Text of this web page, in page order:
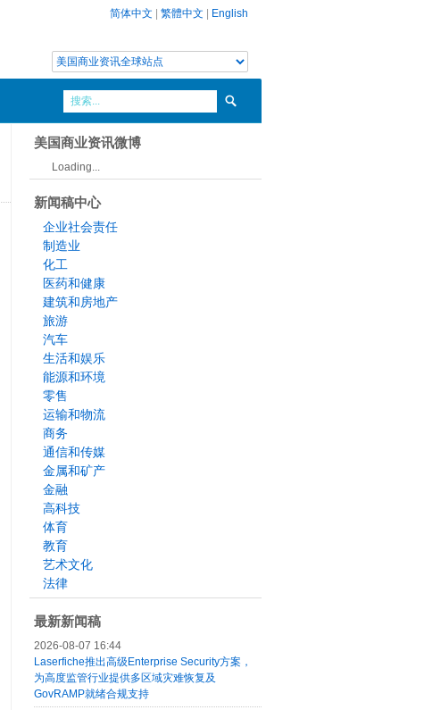
简体中文 繁體中文 English
美国商业资讯微博
Loading...
新闻稿中心
企业社会责任
制造业
化工
医药和健康
建筑和房地产
旅游
汽车
生活和娱乐
能源和环境
零售
运输和物流
商务
通信和传媒
金属和矿产
金融
高科技
体育
教育
艺术文化
法律
最新新闻稿
2026-08-07 16:44
Laserfiche推出高级Enterprise Security方案，
为高度监管行业提供多区域灾难恢复及
GovRAMP就绪合规支持